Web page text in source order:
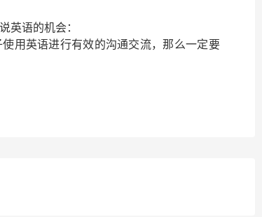
英语的机会：
用英语进行有效的沟通交流，那么一定要